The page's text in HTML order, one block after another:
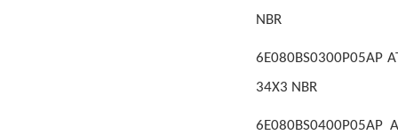
NBR
6E080BS0300P05AP
34X3 NBR
6E080BS0400P05AP